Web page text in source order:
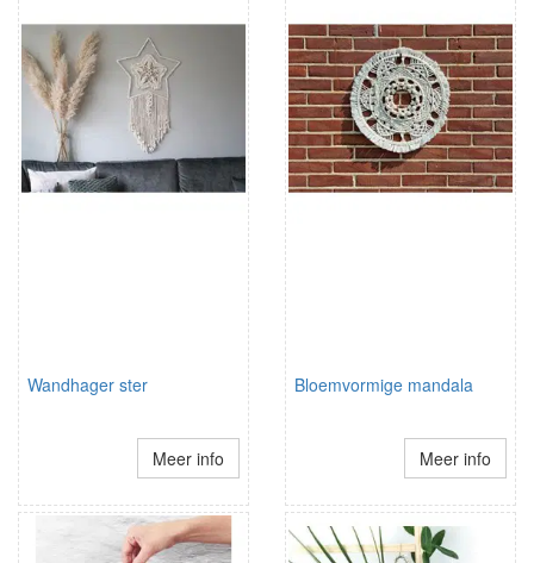
Wandhager ster
Meer info
Bloemvormige mandala
Meer info